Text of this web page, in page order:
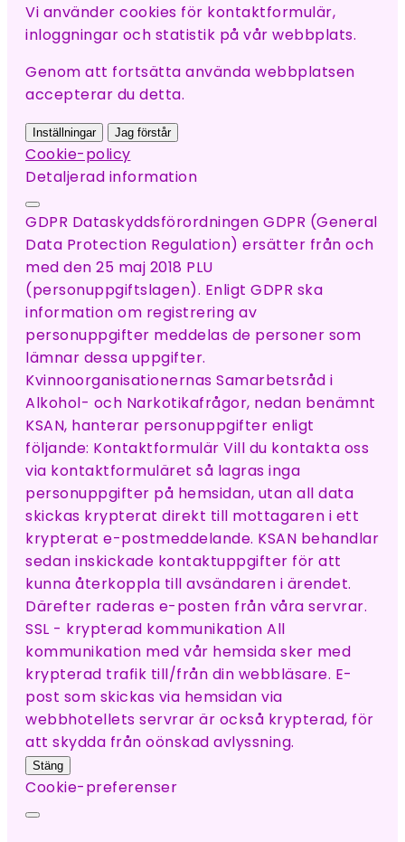
Vi använder cookies för kontaktformulär,
inloggningar och statistik på vår webbplats.
Genom att fortsätta använda webbplatsen
accepterar du detta.
Inställningar Jag förstår
Cookie-policy
Detaljerad information
GDPR Dataskyddsförordningen GDPR (General
Data Protection Regulation) ersätter från och
med den 25 maj 2018 PLU
(personuppgiftslagen). Enligt GDPR ska
information om registrering av
personuppgifter meddelas de personer som
lämnar dessa uppgifter.
Kvinnoorganisationernas Samarbetsråd i
Alkohol- och Narkotikafrågor, nedan benämnt
KSAN, hanterar personuppgifter enligt
följande: Kontaktformulär Vill du kontakta oss
via kontaktformuläret så lagras inga
personuppgifter på hemsidan, utan all data
skickas krypterat direkt till mottagaren i ett
krypterat e-postmeddelande. KSAN behandlar
sedan inskickade kontaktuppgifter för att
kunna återkoppla till avsändaren i ärendet.
Därefter raderas e-posten från våra servrar.
SSL - krypterad kommunikation All
kommunikation med vår hemsida sker med
krypterad trafik till/från din webbläsare. E-
post som skickas via hemsidan via
webbhotellets servrar är också krypterad, för
att skydda från oönskad avlyssning.
Stäng
Cookie-preferenser